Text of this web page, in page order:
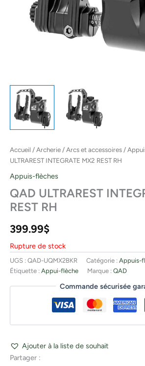
Accueil /Archerie/Arcs et accessoires/
ULTRAREST INTEGRATE MX2 REST RH
Appuis-flèches
QAD ULTRAREST
REST RH
399.99$
Rupture de stock
UGS : QAD-UQMX2BKR Catégorie : Appuis-
Étiquette : Appui-flèche Marque : QAD
Commande sécurisée
Ajouter à la liste de souhait
Partager :